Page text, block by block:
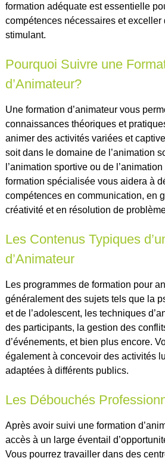
formation adéquate est essentielle
compétences nécessaires et exceller
stimulant.
Pourquoi Suivre une
d’Animateur?
Une formation d’animateur vous
connaissances théoriques et
animer des activités variées et
soit dans le domaine de l’animation
l’animation sportive ou de
formation spécialisée vous aidera à
compétences en communication, en
créativité et en résolution de
Les Contenus Typiques
d’Animateur
Les programmes de formation pour
généralement des sujets tels que la
et de l’adolescent, les techniques
des participants, la gestion des
d’événements, et bien plus encore.
également à concevoir des activités
adaptées à différents publics.
Les Débouchés
Après avoir suivi une formation
accès à un large éventail
Vous pourrez travailler dans des